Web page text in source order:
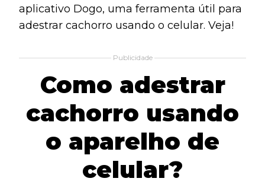
aplicativo Dogo, uma ferramenta útil para
adestrar cachorro usando o celular. Veja!
Publicidade
Como adestrar
cachorro usando
o aparelho de
celular?